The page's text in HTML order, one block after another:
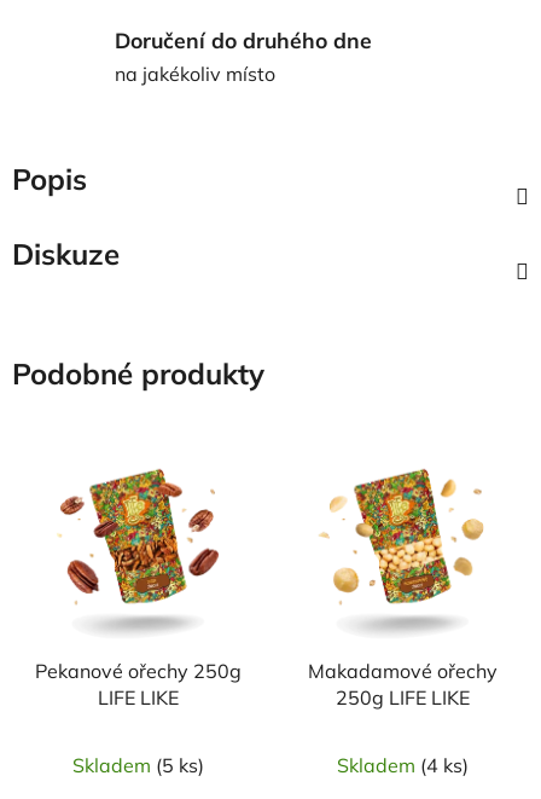
Doručení do druhého dne
na jakékoliv místo
Popis
Diskuze
Podobné produkty
VOLBA
Pekanové ořechy 250g
LIFE LIKE
Skladem (5 ks)
VOLBA
Makadamové ořechy
250g LIFE LIKE
Skladem (4 ks)